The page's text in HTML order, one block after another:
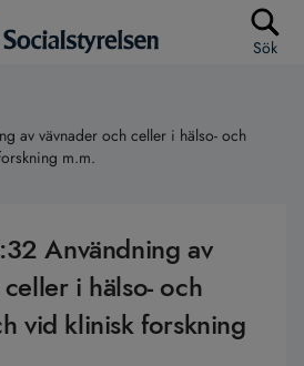
Sök
av vävnader och celler i hälso- och
m.m.
Användning av
i hälso- och
vid klinisk forskning